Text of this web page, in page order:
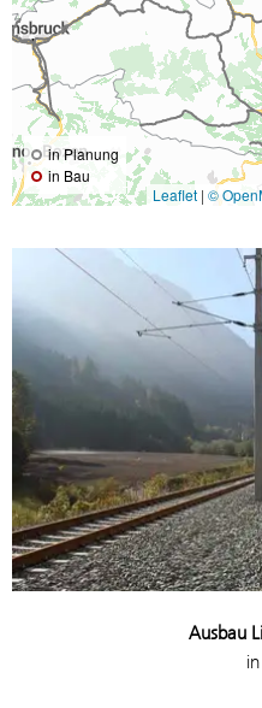
in Planung
in Bau
Leaflet | ©
Ausbau